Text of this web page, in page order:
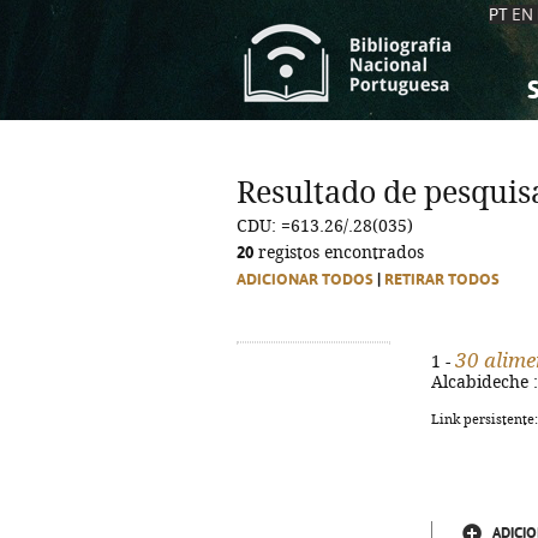
PT EN
Resultado de
CDU: =613.26/.28(035)
20 registos encontrados
ADICIONAR TODOS RETIRAR TODOS
1 - 30
Alcabideche
Link